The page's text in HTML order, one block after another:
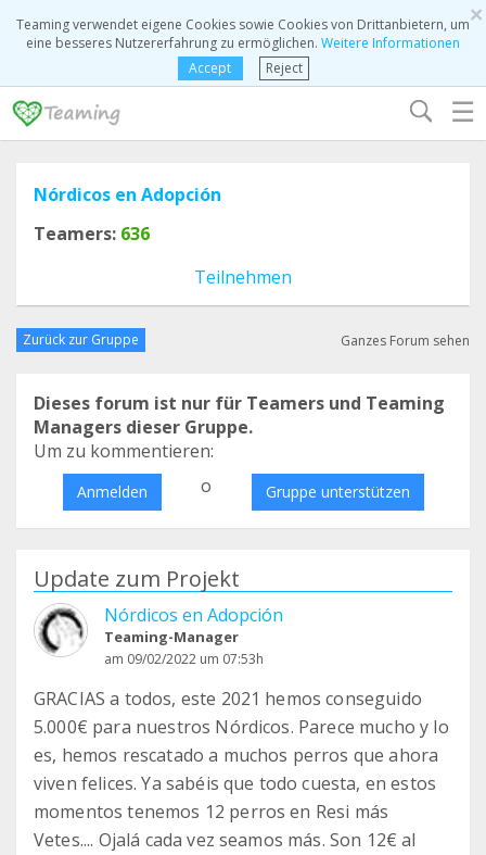
×
Teaming verwendet eigene Cookies sowie Cookies von Drittanbietern, um
eine besseres Nutzererfahrung zu ermöglichen. Weitere Informationen
Accept
Reject
☰
Nórdicos en Adopción
Teamers: 636
Teilnehmen
Zurück zur Gruppe Ganzes Forum sehen
Dieses forum ist nur für Teamers und Teaming
Managers dieser Gruppe.
Um zu kommentieren:
Anmelden o Gruppe unterstützen
Update zum Projekt
Nórdicos en Adopción
Teaming-Manager
am 09/02/2022 um 07:53h
GRACIAS a todos, este 2021 hemos conseguido
5.000€ para nuestros Nórdicos. Parece mucho y lo
es, hemos rescatado a muchos perros que ahora
viven felices. Ya sabéis que todo cuesta, en estos
momentos tenemos 12 perros en Resi más
Vetes.... Ojalá cada vez seamos más. Son 12€ al